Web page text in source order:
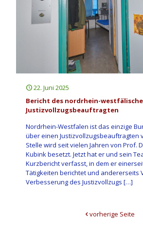
22. Juni 2025
Bericht des nordrhein-
Justizvollzugsbeauftragten
Nordrhein-Westfalen ist das einzige
über einen Justizvollzugsbeauftragten
Stelle wird seit vielen Jahren von Prof.
Kubink besetzt. Jetzt hat er und sein
Kurzbericht verfasst, in dem er
Tätigkeiten berichtet und andererseits
Verbesserung des Justizvollzugs […]
vorherige Seite